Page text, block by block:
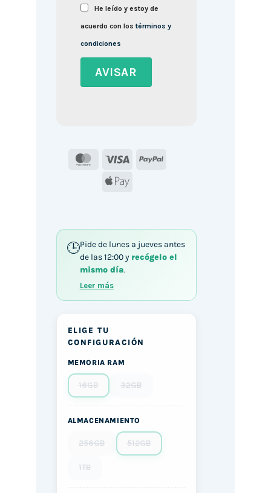
He leído y estoy de
acuerdo con lostérminos y
condiciones
MasterCard
Visa
PayPal
Apple
Pide de lunes a jueves antes
de las 12:00 y recógelo el
mismo día.
Leer más
ELIGE TU
CONFIGURACIÓN
MEMORIA RAM
16GB 32GB
ALMACENAMIENTO
256GB 512GB
1TB